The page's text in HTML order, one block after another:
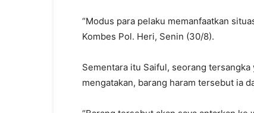
“Modus para pelaku memanfaatkan
Kombes Pol. Heri, Senin (30/8).
Sementara itu Saiful, seorang
mengatakan, barang haram tersebut ia